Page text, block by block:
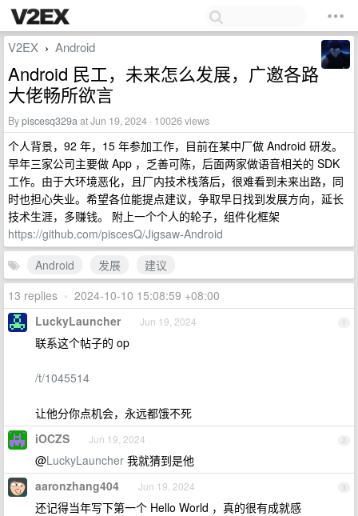
V2EX › Android
Android 民工，未来怎么发展，广邀各路
大佬畅所欲言
Bypiscesq329aat Jun 19, 2024 · 10026 views
个人背景，92 年，15 年参加工作，目前在某中厂做 Android 研发。
早年三家公司主要做 App ，乏善可陈，后面两家做语音相关的 SDK
工作。由于大环境恶化，且厂内技术栈落后，很难看到未来出路，同
时也担心失业。希望各位能提点建议，争取早日找到发展方向，延长
技术生涯，多赚钱。 附上一个个人的轮子，组件化框架
https://github.com/piscesQ/Jigsaw-Android
Android
发展
建议
13 replies • 2024-10-10 15:08:59 +08:00
1
LuckyLauncher Jun 19, 2024
联系这个帖子的 op
/t/1045514
让他分你点机会，永远都饿不死
2
iOCZS Jun 19, 2024
@LuckyLauncher 我就猜到是他
3
aaronzhang404 Jun 19, 2024
还记得当年写下第一个 Hello World ，真的很有成就感